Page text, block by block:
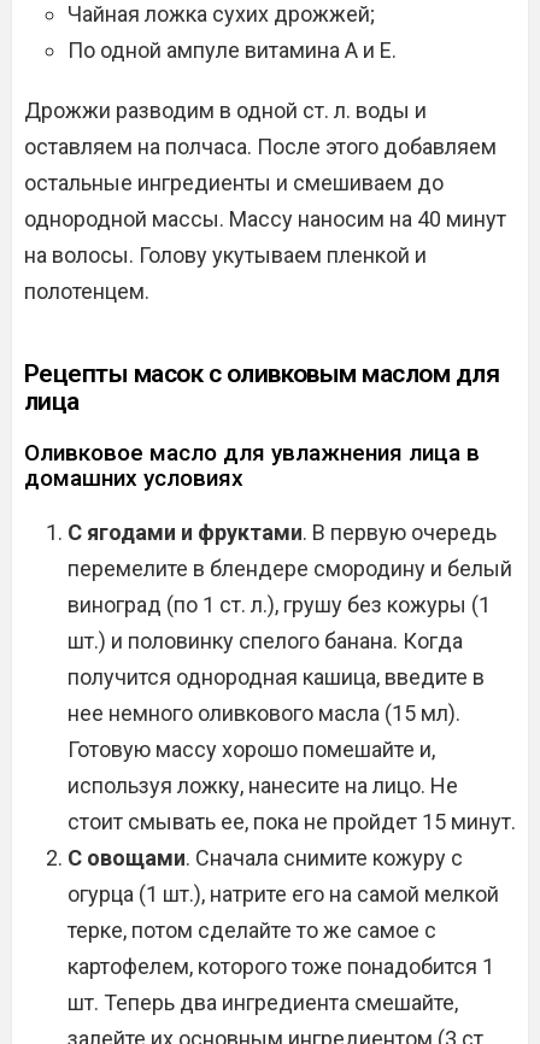
Чайная ложка сухих дрожжей;
По одной ампуле витамина А и Е.
Дрожжи разводим в одной ст. л. воды и
оставляем на полчаса. После этого добавляем
остальные ингредиенты и смешиваем до
однородной массы. Массу наносим на 40 минут
на волосы. Голову укутываем пленкой и
полотенцем.
Рецепты масок с оливковым маслом для
лица
Оливковое масло для увлажнения лица в
домашних условиях
С ягодами и фруктами. В первую очередь
перемелите в блендере смородину и белый
виноград (по 1 ст. л.), грушу без кожуры (1
шт.) и половинку спелого банана. Когда
получится однородная кашица, введите в
нее немного оливкового масла (15 мл).
Готовую массу хорошо помешайте и,
используя ложку, нанесите на лицо. Не
стоит смывать ее, пока не пройдет 15 минут.
С овощами. Сначала снимите кожуру с
огурца (1 шт.), натрите его на самой мелкой
терке, потом сделайте то же самое с
картофелем, которого тоже понадобится 1
шт. Теперь два ингредиента смешайте,
залейте их основным ингредиентом (3 ст.